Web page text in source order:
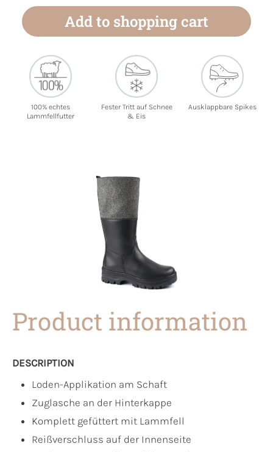
Add to shopping cart
100% echtes
Lammfellfutter
Fester Tritt auf Schnee
& Eis
Ausklappbare Spikes
Product information
DESCRIPTION
Loden-Applikation am Schaft
Zuglasche an der Hinterkappe
Komplett gefüttert mit Lammfell
Reißverschluss auf der Innenseite